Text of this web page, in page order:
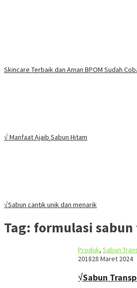
Skincare Terbaik dan Aman BPOM Sudah
√ Manfaat Ajaib Sabun Hitam
√Sabun cantik unik dan menarik
Tag: formulasi
Produk, Sabun
201828 Maret 2024
√Sabun